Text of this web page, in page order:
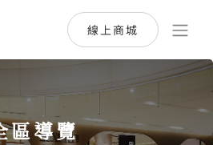
線上商城
區導覽